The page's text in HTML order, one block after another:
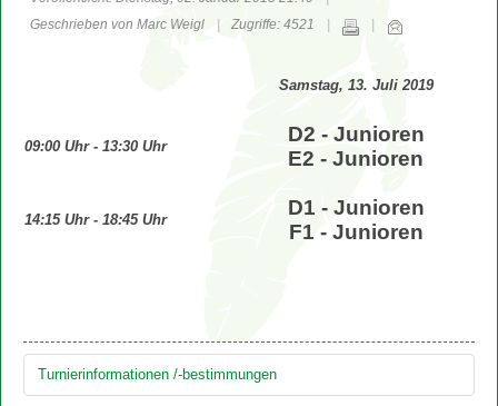
Geschrieben von Marc Weigl
Zugriffe: 4521
Samstag, 13. Juli 2019
09:00 Uhr - 13:30 Uhr
D2 - Junioren
E2 - Junioren
14:15 Uhr - 18:45 Uhr
D1 - Junioren
F1 - Junioren
Turnierinformationen /-bestimmungen